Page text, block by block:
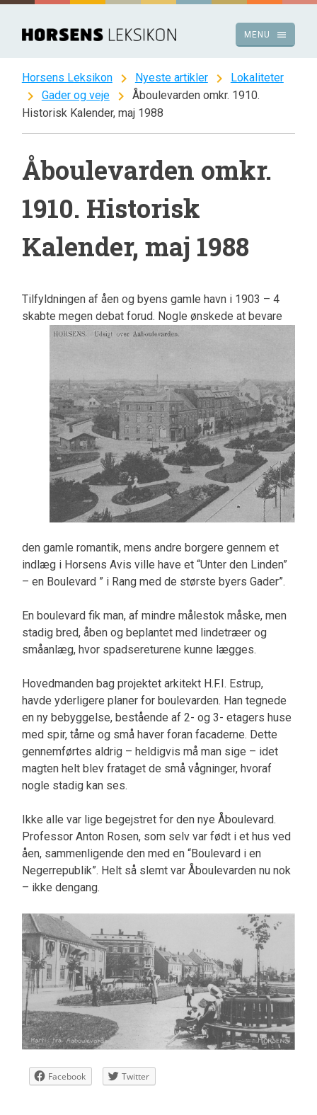
Spring
indhold
menu
MENU
Horsens Leksikon chevron_right Nyeste artikler chevron_right Lokaliteter
chevron_right Gader og veje chevron_right
Åboulevarden omkr. 1910.
Historisk Kalender, maj 1988
Åboulevarden omkr.
1910. Historisk
Kalender, maj 1988
Tilfyldningen af åen og byens gamle havn i 1903 – 4
skabte megen debat forud. Nogle ønskede at bevare
den gamle romantik, mens andre borgere gennem et
indlæg i Horsens Avis ville have et “Unter den Linden”
– en Boulevard ” i Rang med de største byers Gader”.
En boulevard fik man, af mindre målestok måske, men
stadig bred, åben og beplantet med lindetræer og
småanlæg, hvor spadsereturene kunne lægges.
Hovedmanden bag projektet arkitekt H.F.I. Estrup,
havde yderligere planer for boulevarden. Han tegnede
en ny bebyggelse, bestående af 2- og 3- etagers huse
med spir, tårne og små haver foran facaderne. Dette
gennemførtes aldrig – heldigvis må man sige – idet
magten helt blev frataget de små vågninger, hvoraf
nogle stadig kan ses.
Ikke alle var lige begejstret for den nye Åboulevard.
Professor Anton Rosen, som selv var født i et hus ved
åen, sammenligende den med en “Boulevard i en
Negerrepublik”. Helt så slemt var Åboulevarden nu nok
– ikke dengang.
Facebook Twitter